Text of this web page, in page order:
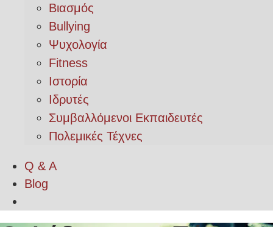
Βιασμός
Bullying
Ψυχολογία
Fitness
Ιστορία
Ιδρυτές
Συμβαλλόμενοι Εκπαιδευτές
Πολεμικές Τέχνες
Q & A
Blog